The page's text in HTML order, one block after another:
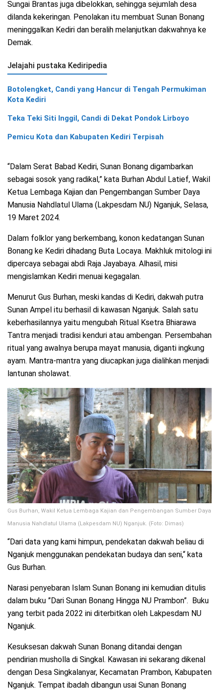
Sungai Brantas juga dibelokkan, sehingga sejumlah desa
dilanda kekeringan. Penolakan itu membuat Sunan Bonang
meninggalkan Kediri dan beralih melanjutkan dakwahnya ke
Demak.
Jelajahi pustaka Kediripedia
Botolengket, Candi yang Hancur di Tengah Permukiman
Kota Kediri
Teka Teki Siti Inggil, Candi di Dekat Pondok Lirboyo
Pemicu Kota dan Kabupaten Kediri Terpisah
“Dalam Serat Babad Kediri, Sunan Bonang digambarkan
sebagai sosok yang radikal,” kata Burhan Abdul Latief, Wakil
Ketua Lembaga Kajian dan Pengembangan Sumber Daya
Manusia Nahdlatul Ulama (Lakpesdam NU) Nganjuk, Selasa,
19 Maret 2024.
Dalam folklor yang berkembang, konon kedatangan Sunan
Bonang ke Kediri dihadang Buta Locaya. Makhluk mitologi ini
dipercaya sebagai abdi Raja Jayabaya. Alhasil, misi
mengislamkan Kediri menuai kegagalan.
Menurut Gus Burhan, meski kandas di Kediri, dakwah putra
Sunan Ampel itu berhasil di kawasan Nganjuk. Salah satu
keberhasilannya yaitu mengubah Ritual Ksetra Bhiarawa
Tantra menjadi tradisi kenduri atau ambengan. Persembahan
ritual yang awalnya berupa mayat manusia, diganti ingkung
ayam. Mantra-mantra yang diucapkan juga dialihkan menjadi
lantunan sholawat.
Gus Burhan, Wakil Ketua Lembaga Kajian dan Pengembangan Sumber Daya
Manusia Nahdlatul Ulama (Lakpesdam NU) Nganjuk. (Foto: Dimas)
“Dari data yang kami himpun, pendekatan dakwah beliau di
Nganjuk menggunakan pendekatan budaya dan seni,“ kata
Gus Burhan.
Narasi penyebaran Islam Sunan Bonang ini kemudian ditulis
dalam buku ”Dari Sunan Bonang Hingga NU Prambon”. Buku
yang terbit pada 2022 ini diterbitkan oleh Lakpesdam NU
Nganjuk.
Kesuksesan dakwah Sunan Bonang ditandai dengan
pendirian musholla di Singkal. Kawasan ini sekarang dikenal
dengan Desa Singkalanyar, Kecamatan Prambon, Kabupaten
Nganjuk. Tempat ibadah dibangun usai Sunan Bonang